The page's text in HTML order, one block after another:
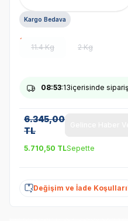
Kargo Bedava
11.4 Kg 2 Kg
08:53:13içerisinde
6.345,00
TL
5.710,50 TLSepette
Değişim ve İade